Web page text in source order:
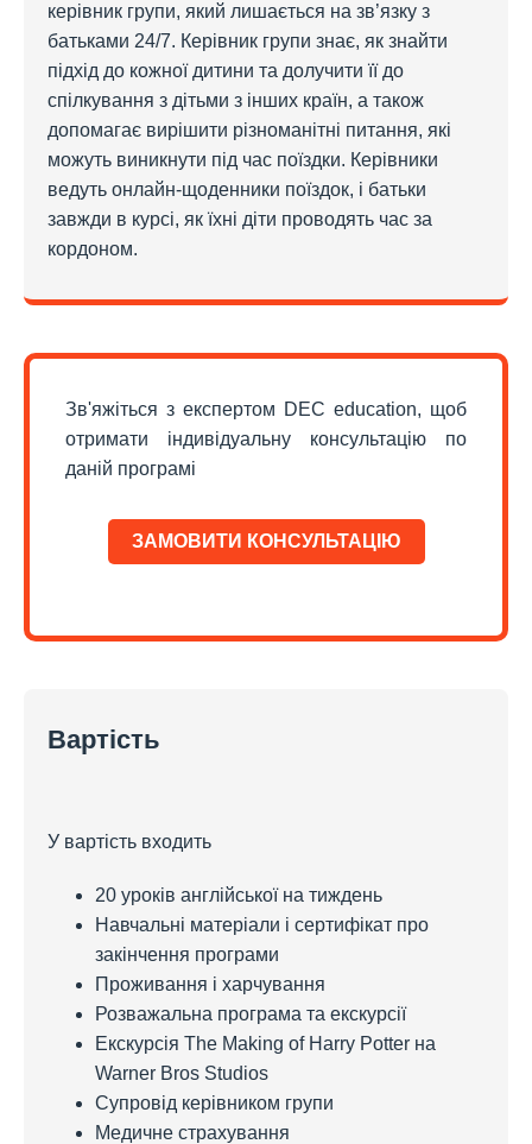
керівник групи, який лишається на зв’язку з
батьками 24/7. Керівник групи знає, як знайти
підхід до кожної дитини та долучити її до
спілкування з дітьми з інших країн, а також
допомагає вирішити різноманітні питання, які
можуть виникнути під час поїздки. Керівники
ведуть онлайн-щоденники поїздок, і батьки
завжди в курсі, як їхні діти проводять час за
кордоном.
Зв'яжіться з експертом DEC education, щоб
отримати індивідуальну консультацію по
даній програмі
ЗАМОВИТИ КОНСУЛЬТАЦІЮ
Вартість
У вартість входить
20 уроків англійської на тиждень
Навчальні матеріали і сертифікат про
закінчення програми
Проживання і харчування
Розважальна програма та екскурсії
Екскурсія The Making of Harry Potter на
Warner Bros Studios
Супровід керівником групи
Медичне страхування